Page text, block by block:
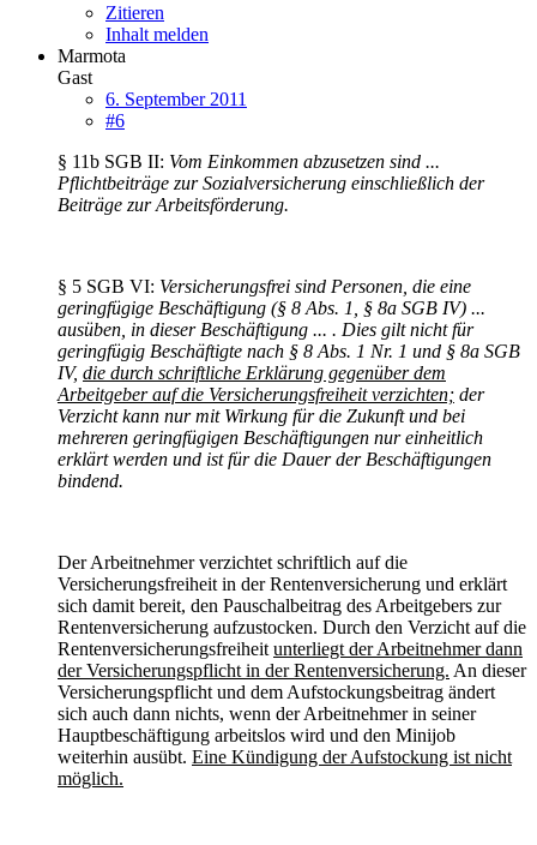
Zitieren
Inhalt melden
Marmota
Gast
6. September 2011
#6
§ 11b SGB II: Vom Einkommen abzusetzen sind ...
Pflichtbeiträge zur Sozialversicherung einschließlich der
Beiträge zur Arbeitsförderung.
§ 5 SGB VI: Versicherungsfrei sind Personen, die eine
geringfügige Beschäftigung (§ 8 Abs. 1, § 8a SGB IV) ...
ausüben, in dieser Beschäftigung ... . Dies gilt nicht für
geringfügig Beschäftigte nach § 8 Abs. 1 Nr. 1 und § 8a SGB
IV, die durch schriftliche Erklärung gegenüber dem
Arbeitgeber auf die Versicherungsfreiheit verzichten; der
Verzicht kann nur mit Wirkung für die Zukunft und bei
mehreren geringfügigen Beschäftigungen nur einheitlich
erklärt werden und ist für die Dauer der Beschäftigungen
bindend.
Der Arbeitnehmer verzichtet schriftlich auf die
Versicherungsfreiheit in der Rentenversicherung und erklärt
sich damit bereit, den Pauschalbeitrag des Arbeitgebers zur
Rentenversicherung aufzustocken. Durch den Verzicht auf die
Rentenversicherungsfreiheit unterliegt der Arbeitnehmer dann
der Versicherungspflicht in der Rentenversicherung. An dieser
Versicherungspflicht und dem Aufstockungsbeitrag ändert
sich auch dann nichts, wenn der Arbeitnehmer in seiner
Hauptbeschäftigung arbeitslos wird und den Minijob
weiterhin ausübt. Eine Kündigung der Aufstockung ist nicht
möglich.